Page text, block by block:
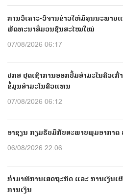
ການວິເຄາະ-ວິຈານຂ່າວໃຫ້ມີຄຸນນະພາບ
ພັດທະນາສື່ມວນຊົນສະໄໝໃໝ່
07/08/2026 06:17
ປກສ ຢຸດເຊົາການອອກປື້ມສຳມະໂນຄົວເ
ຂໍ້ມູນສຳມະໂນຄົວແທນ
07/08/2026 06:12
ອາຊຽນ ກຽມຮັບມືກັບສະພາບພູມອາກາ
06/08/2026 22:06
ກຳມາທິການເສດຖະກິດ ແລະ ການເງິນເ
ການເງິນ